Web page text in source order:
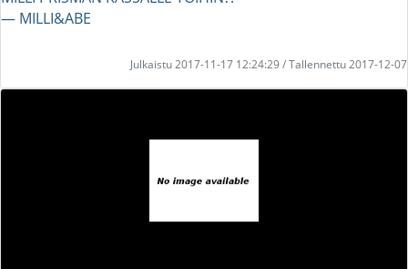
― MILLI&ABE
Julkaistu 2017-11-17 12:24:29 / Tallennettu 2017-12-07